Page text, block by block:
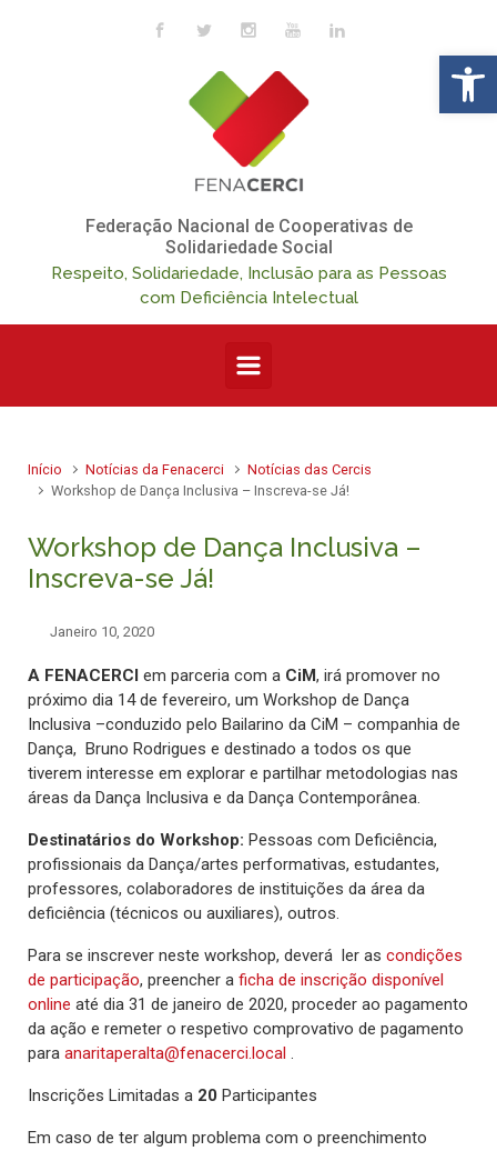
Skip to main content
Federação Nacional de Cooperativas de
Solidariedade Social
Respeito, Solidariedade, Inclusão para as Pessoas
com Deficiência Intelectual
Início Notícias da Fenacerci
Notícias das Cercis
Workshop de Dança Inclusiva – Inscreva-se Já!
Workshop de Dança Inclusiva –
Inscreva-se Já!
Janeiro 10, 2020
A FENACERCI em parceria com a CiM, irá promover no
próximo dia 14 de fevereiro, um Workshop de Dança
Inclusiva –conduzido pelo Bailarino da CiM – companhia de
Dança, Bruno Rodrigues e destinado a todos os que
tiverem interesse em explorar e partilhar metodologias nas
áreas da Dança Inclusiva e da Dança Contemporânea.
Destinatários do Workshop: Pessoas com Deficiência,
profissionais da Dança/artes performativas, estudantes,
professores, colaboradores de instituições da área da
deficiência (técnicos ou auxiliares), outros.
Para se inscrever neste workshop, deverá ler as condições
de participação, preencher a ficha de inscrição disponível
online até dia 31 de janeiro de 2020, proceder ao pagamento
da ação e remeter o respetivo comprovativo de pagamento
para anaritaperalta@fenacerci.local .
Inscrições Limitadas a 20 Participantes
Em caso de ter algum problema com o preenchimento